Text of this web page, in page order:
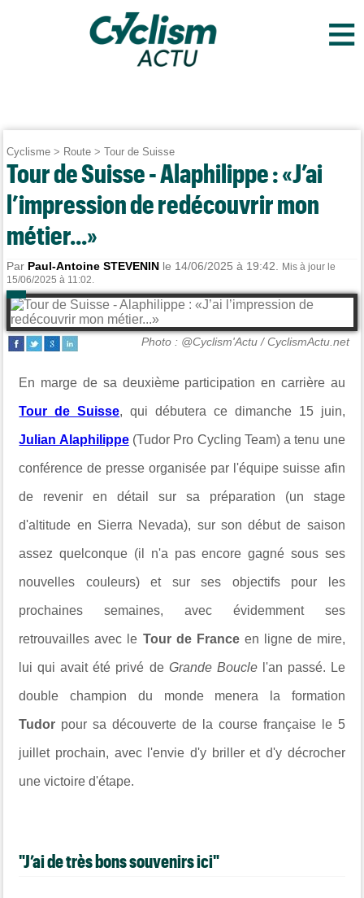
≡
Cyclisme > Route >Tour de Suisse
Tour de Suisse - Alaphilippe : «J’ai
l’impression de redécouvrir mon
métier...»
Par Paul-Antoine STEVENIN le 14/06/2025 à 19:42.
Mis à jour le
15/06/2025 à 11:02.
Photo : @Cyclism'Actu / CyclismActu.net
En marge de sa deuxième participation en carrière au
Tour de Suisse, qui débutera ce dimanche 15 juin,
Julian Alaphilippe (Tudor Pro Cycling Team) a tenu une
conférence de presse organisée par l'équipe suisse afin
de revenir en détail sur sa préparation (un stage
d'altitude en Sierra Nevada), sur son début de saison
assez quelconque (il n'a pas encore gagné sous ses
nouvelles couleurs) et sur ses objectifs pour les
prochaines semaines, avec évidemment ses
retrouvailles avec le Tour de Franceen ligne de mire,
lui qui avait été privé de Grande Bouclel'an passé. Le
double champion du monde menera la formation
Tudor pour sa découverte de la course française le 5
juillet prochain, avec l'envie d'y briller et d'y décrocher
une victoire d'étape.
"J’ai de très bons souvenirs ici"